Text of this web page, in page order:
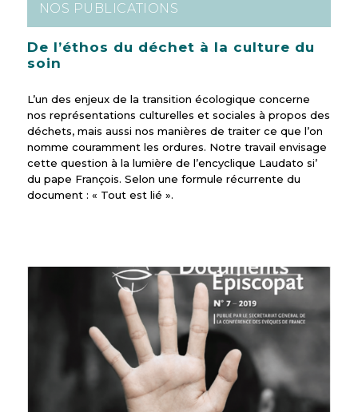
NOS PUBLICATIONS
De l’éthos du déchet à la culture du
soin
L’un des enjeux de la transition écologique concerne
nos représentations culturelles et sociales à propos des
déchets, mais aussi nos manières de traiter ce que l’on
nomme couramment les ordures. Notre travail envisage
cette question à la lumière de l’encyclique Laudato si’
du pape François. Selon une formule récurrente du
document : « Tout est lié ».